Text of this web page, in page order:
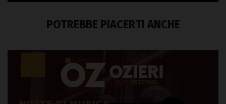
POTREBBE PIACERTI ANCHE